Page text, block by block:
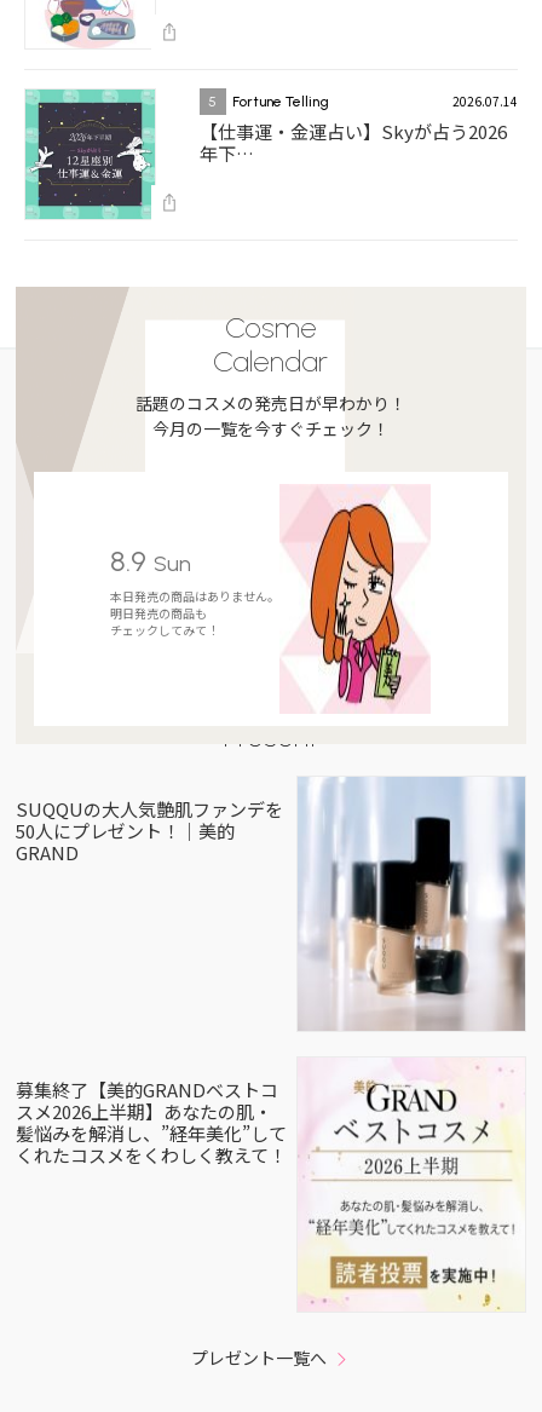
5 Fortune Telling 2026.07.14
【仕事運・金運占い】Skyが占う2026
年下…
Cosme
Calendar
話題のコスメの発売日が早わかり！
今月の一覧を今すぐチェック！
8.9 Sun
本日発売の商品はありません。
明日発売の商品も
チェックしてみて！
Present
SUQQUの大人気艶肌ファンデを
50人にプレゼント！｜美的
GRAND
募集終了【美的GRANDベストコ
スメ2026上半期】あなたの肌・
髪悩みを解消し、”経年美化”して
くれたコスメをくわしく教えて！
プレゼント一覧へ